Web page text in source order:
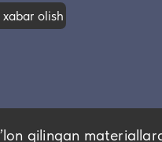
olish
qilingan